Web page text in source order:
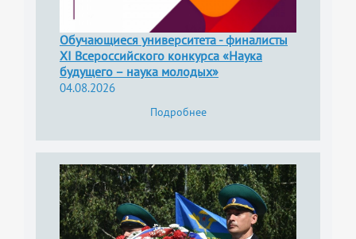
Обучающиеся университета - финалисты
XI Всероссийского конкурса «Наука
будущего – наука молодых»
04.08.2026
Подробнее